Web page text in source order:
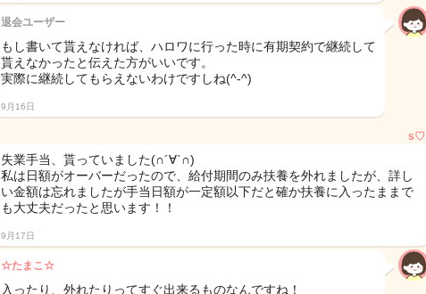
退会ユーザー
もし書いて貰えなければ、ハロワに行った時に有期契約で継続して
貰えなかったと伝えた方がいいです。
実際に継続してもらえないわけですしね(^-^)
9月16日
s♡
失業手当、貰っていました(∩´∀`∩)
私は日額がオーバーだったので、給付期間のみ扶養を外れましたが、詳し
い金額は忘れましたが手当日額が一定額以下だと確か扶養に入ったままで
も大丈夫だったと思います！！
9月17日
☆たまこ☆
入ったり、外れたりってすぐ出来るものなんですね！